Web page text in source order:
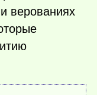
верованиях